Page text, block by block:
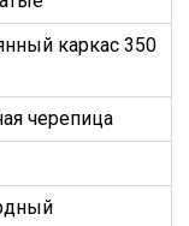
каркас 350
черепица